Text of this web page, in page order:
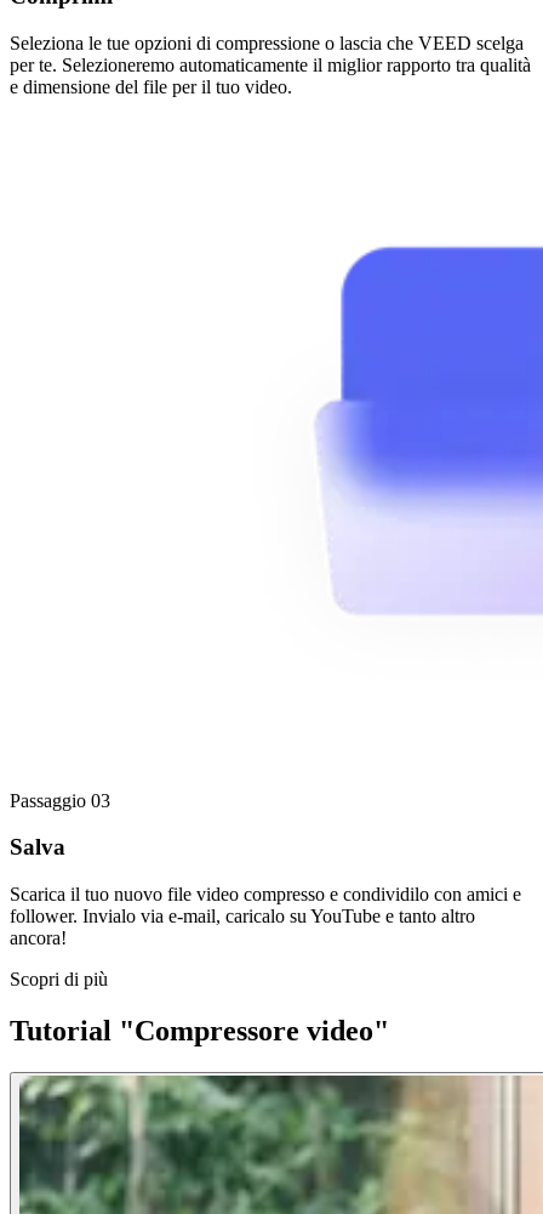
Seleziona le tue opzioni di compressione o lascia che VEED scelga
per te. Selezioneremo automaticamente il miglior rapporto tra qualità
e dimensione del file per il tuo video.
Passaggio 03
Salva
Scarica il tuo nuovo file video compresso e condividilo con amici e
follower. Invialo via e-mail, caricalo su YouTube e tanto altro
ancora!
Scopri di più
Tutorial "Compressore video"